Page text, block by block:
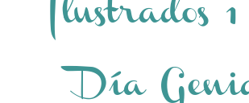
Ilustrados 1
Día